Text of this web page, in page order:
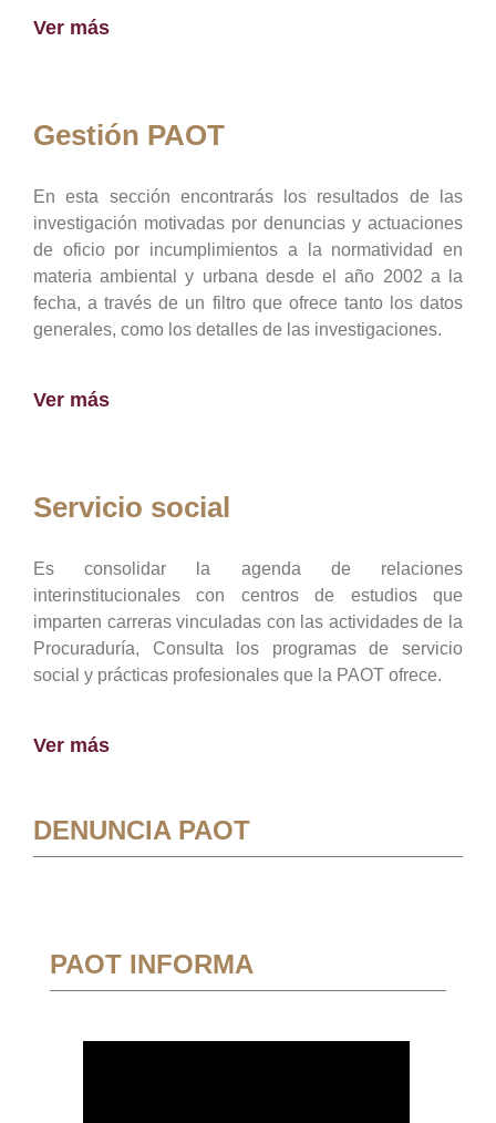
Ver más
Gestión PAOT
En esta sección encontrarás los resultados de las
investigación motivadas por denuncias y actuaciones
de oficio por incumplimientos a la normatividad en
materia ambiental y urbana desde el año 2002 a la
fecha, a través de un filtro que ofrece tanto los datos
generales, como los detalles de las investigaciones.
Ver más
Servicio social
Es consolidar la agenda de relaciones
interinstitucionales con centros de estudios que
imparten carreras vinculadas con las actividades de la
Procuraduría, Consulta los programas de servicio
social y prácticas profesionales que la PAOT ofrece.
Ver más
DENUNCIA PAOT
PAOT INFORMA